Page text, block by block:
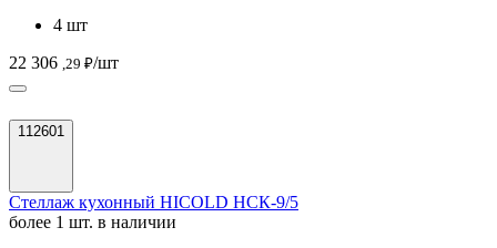
4 шт
22 306 ,29 ₽/шт
112601
Стеллаж кухонный HICOLD НСК-9/5
более 1 шт. в наличии